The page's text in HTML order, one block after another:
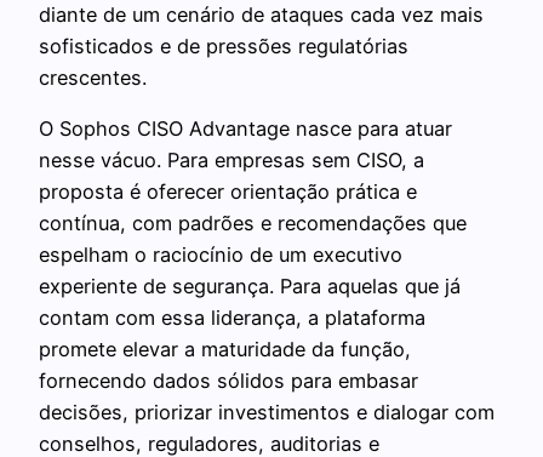
diante de um cenário de ataques cada vez mais
sofisticados e de pressões regulatórias
crescentes.
O Sophos CISO Advantage nasce para atuar
nesse vácuo. Para empresas sem CISO, a
proposta é oferecer orientação prática e
contínua, com padrões e recomendações que
espelham o raciocínio de um executivo
experiente de segurança. Para aquelas que já
contam com essa liderança, a plataforma
promete elevar a maturidade da função,
fornecendo dados sólidos para embasar
decisões, priorizar investimentos e dialogar com
conselhos, reguladores, auditorias e